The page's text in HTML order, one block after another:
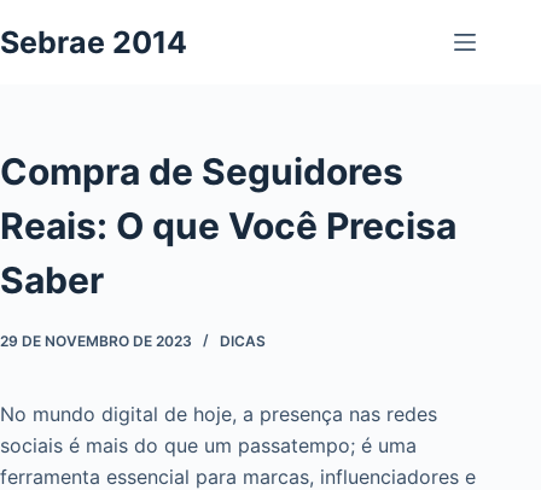
para
Sebrae 2014
Compra de Seguidores
Reais: O que Você Precisa
Saber
29 DE NOVEMBRO DE 2023 DICAS
No mundo digital de hoje, a presença nas redes
sociais é mais do que um passatempo; é uma
ferramenta essencial para marcas, influenciadores e